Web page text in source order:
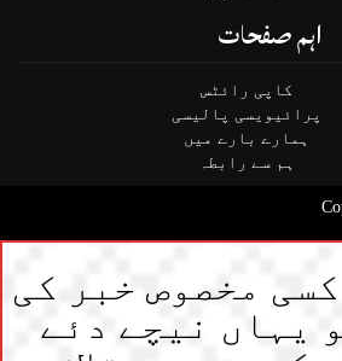
اہم صفحات
کاپی رائٹس
پرائیویسی پالیسی
ہمارے بارے میں
ہم سے رابطہ
مخصوص خبر کی
یہاں نیچے دئے